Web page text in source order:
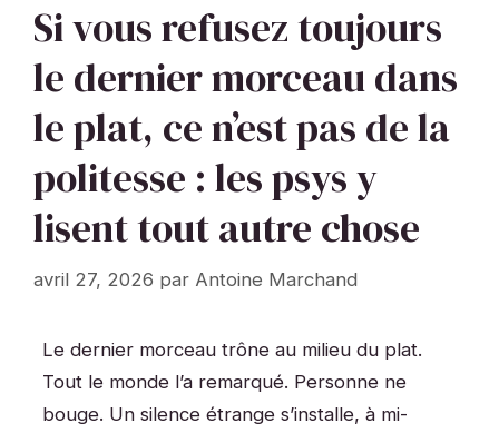
Si vous refusez toujours
le dernier morceau dans
le plat, ce n’est pas de la
politesse : les psys y
lisent tout autre chose
avril 27, 2026 par Antoine Marchand
Le dernier morceau trône au milieu du plat.
Tout le monde l’a remarqué. Personne ne
bouge. Un silence étrange s’installe, à mi-